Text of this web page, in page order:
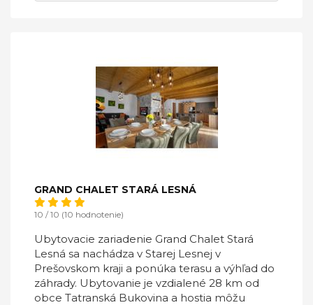
GRAND CHALET STARÁ LESNÁ
10 / 10 (10 hodnotenie)
Ubytovacie zariadenie Grand Chalet Stará
Lesná sa nachádza v Starej Lesnej v
Prešovskom kraji a ponúka terasu a výhľad do
záhrady. Ubytovanie je vzdialené 28 km od
obce Tatranská Bukovina a hostia môžu